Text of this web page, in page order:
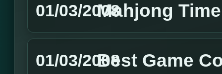
01/03/2008Mahjong
01/03/2008Best Game